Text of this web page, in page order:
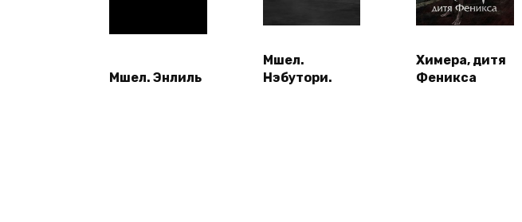
Мшел. Энлиль
Мшел.
Нэбутори.
Химера, дитя
Феникса